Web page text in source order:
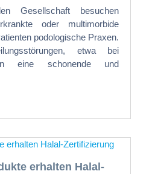
Gesellschaft besuchen
oder multimorbide
podologische Praxen.
etwa bei
eine schonende und
erhalten Halal-